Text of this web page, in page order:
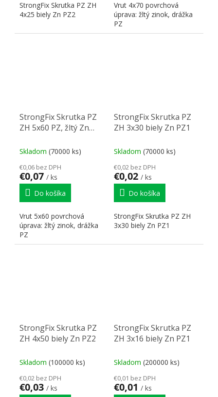
StrongFix Skrutka PZ ZH
4x25 biely Zn PZ2
Vrut 4x70 povrchová
úprava: žltý zinok, drážka
PZ
StrongFix Skrutka PZ
ZH 5x60 PZ, žltý Zn
Skladom (70000 ks)
€0,06 bez DPH
€0,07 / ks
Do košíka
Vrut 5x60 povrchová
úprava: žltý zinok, drážka
PZ
StrongFix Skrutka PZ
ZH 3x30 biely Zn PZ1
Skladom (70000 ks)
€0,02 bez DPH
€0,02 / ks
Do košíka
StrongFix Skrutka PZ ZH
3x30 biely Zn PZ1
StrongFix Skrutka PZ
ZH 4x50 biely Zn PZ2
Skladom (100000 ks)
€0,02 bez DPH
€0,03 / ks
StrongFix Skrutka PZ
ZH 3x16 biely Zn PZ1
Skladom (200000 ks)
€0,01 bez DPH
€0,01 / ks